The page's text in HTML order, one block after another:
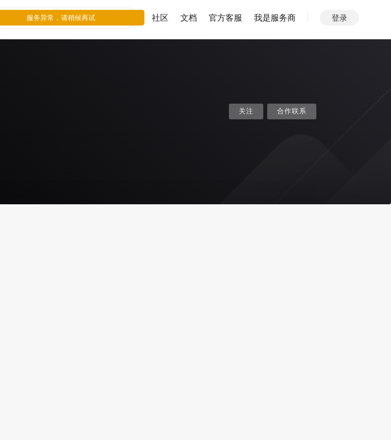
社区 文档 官方客服 我是服务商 登录
关注 合作联系
服务异常，请稍候再试